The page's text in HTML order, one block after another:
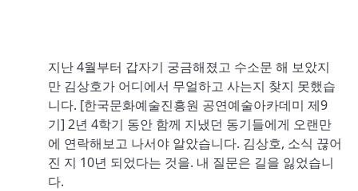
지난 4월부터 갑자기 궁금해졌고 수소문 해 보았지
만 김상호가 어디에서 무얼하고 사는지 찾지 못했습
니다. [한국문화예술진흥원 공연예술아카데미 제9
기] 2년 4학기 동안 함께 지냈던 동기들에게 오랜만
에 연락해보고 나서야 알았습니다. 김상호, 소식 끊어
진 지 10년 되었다는 것을. 내 질문은 길을 잃었습니
다.